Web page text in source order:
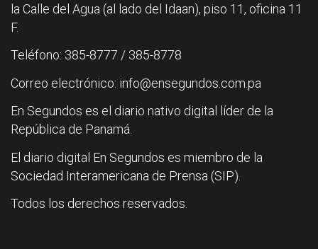
la Calle del Agua (al lado del Idaan), piso 11, oficina 11
F.
Teléfono: 385-8777 / 385-8778
Correo electrónico: info@ensegundos.com.pa
En Segundos es el diario nativo digital líder de la
República de Panamá.
El diario digital En Segundos es miembro de la
Sociedad Interamericana de Prensa (SIP).
Todos los derechos reservados.